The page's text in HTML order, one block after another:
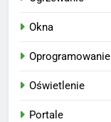
Okna
Oprogramowanie
Oświetlenie
Portale